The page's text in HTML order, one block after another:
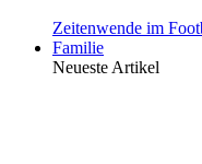
Zeitenwende im
Familie
Neueste Artikel